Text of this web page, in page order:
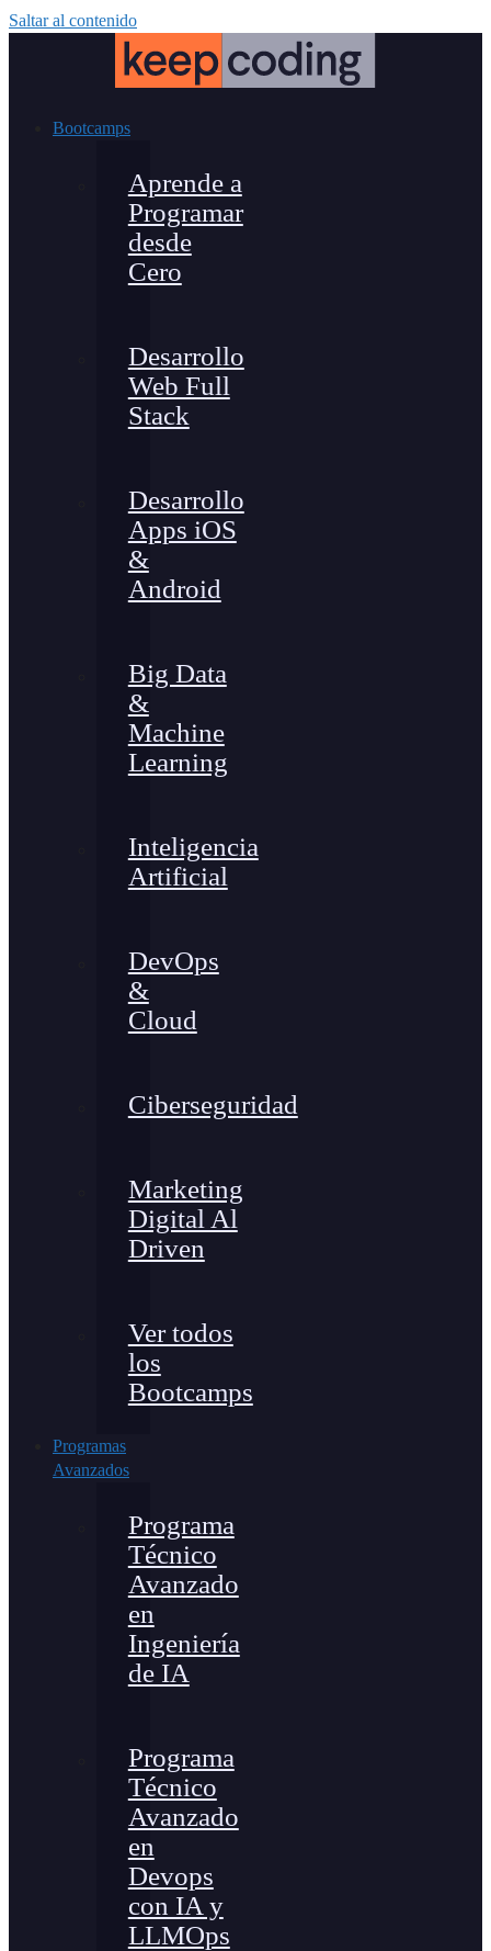
Saltar al contenido
Bootcamps
Aprende a
Programar
desde
Cero
Desarrollo
Web Full
Stack
Desarrollo
Apps iOS
&
Android
Big Data
&
Machine
Learning
Inteligencia
Artificial
DevOps
&
Cloud
Ciberseguridad
Marketing
Digital Al
Driven
Ver todos
los
Bootcamps
Programas
Avanzados
Programa
Técnico
Avanzado
en
Ingeniería
de IA
Programa
Técnico
Avanzado
en
Devops
con IA y
LLMOps